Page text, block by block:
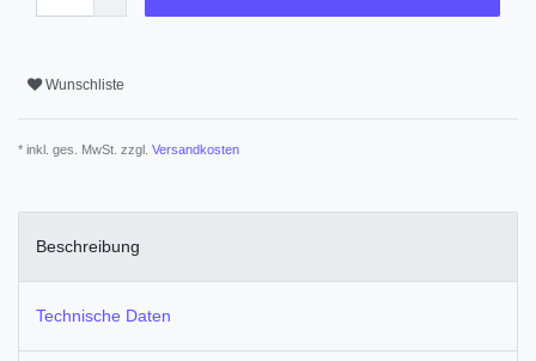
Wunschliste
* inkl. ges. MwSt. zzgl. Versandkosten
Beschreibung
Technische Daten